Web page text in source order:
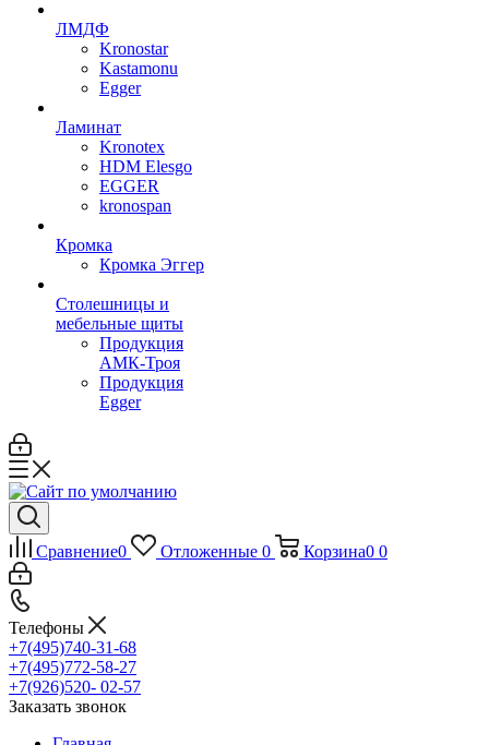
ЛМДФ
Kronostar
Kastamonu
Egger
Ламинат
Kronotex
HDM Elesgo
EGGER
kronospan
Кромка
Кромка Эггер
Столешницы и
мебельные щиты
Продукция
АМК-Троя
Продукция
Egger
Сравнение0 Отложенные 0 Корзина0 0
Телефоны
+7(495)740-31-68
+7(495)772-58-27
+7(926)520- 02-57
Заказать звонок